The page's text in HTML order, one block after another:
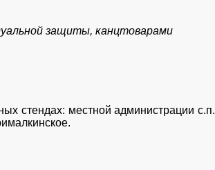
защиты, канцтоварами
стендах: местной администрации с.п.